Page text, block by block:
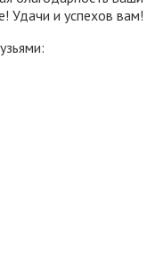
Удачи и успехов вам!